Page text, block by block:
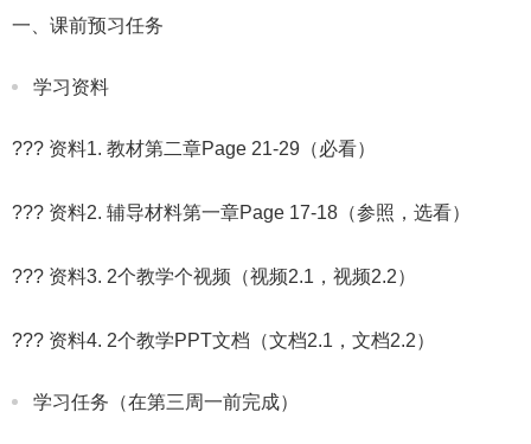
一、课前预习任务
学习资料
??? 资料1. 教材第二章Page 21-29（必看）
??? 资料2. 辅导材料第一章Page 17-18（参照，选看）
??? 资料3. 2个教学个视频（视频2.1，视频2.2）
??? 资料4. 2个教学PPT文档（文档2.1，文档2.2）
学习任务（在第三周一前完成）